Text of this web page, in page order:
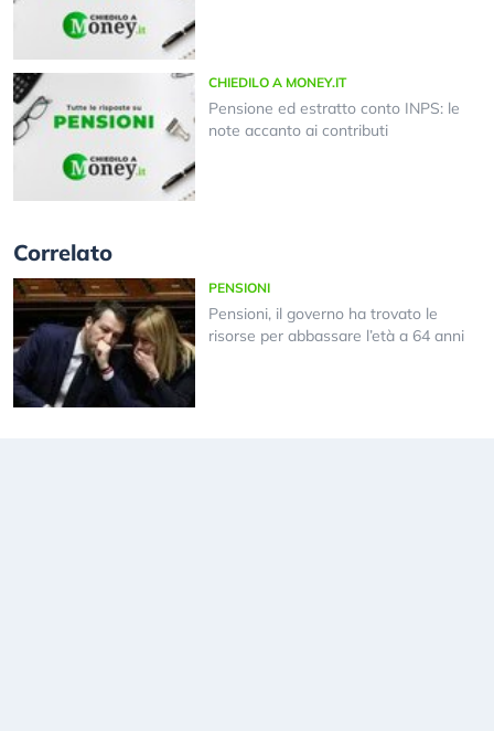
CHIEDILO A MONEY.IT
Pensione ed estratto conto INPS: le
note accanto ai contributi
Correlato
PENSIONI
Pensioni, il governo ha trovato le
risorse per abbassare l’età a 64 anni